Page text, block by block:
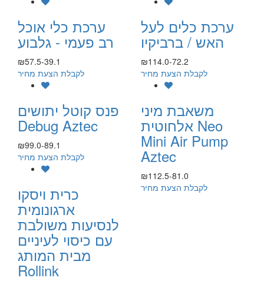
ערכת כלים לעל
האש / ברביקיו
₪114.0-72.2
לקבלת הצעת מחיר
ערכת כלי אוכל
רב פעמי - גלבוע
₪57.5-39.1
לקבלת הצעת מחיר
משאבת מיני
אלחוטית Neo
Mini Air Pump
Aztec
₪112.5-81.0
לקבלת הצעת מחיר
פנס קוטל יתושים
Debug Aztec
₪99.0-89.1
לקבלת הצעת מחיר
כרית ויסקו
ארגונומית
לנסיעות משולבת
עם כיסוי לעיניים
מבית המותג
Rollink